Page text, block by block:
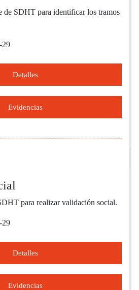
de SDHT para identificar los tramos
29
Detalles
Evidencias
para realizar validación social.
29
Detalles
Evidencias